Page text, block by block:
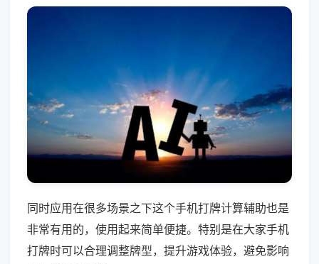
同时应用在很多场景之下这个手机打牌计算辅助也是
非常有用的，使用起来简单便捷。特别是在大家手机
打牌时可以合理调整牌型，提升游戏体验，避免影响